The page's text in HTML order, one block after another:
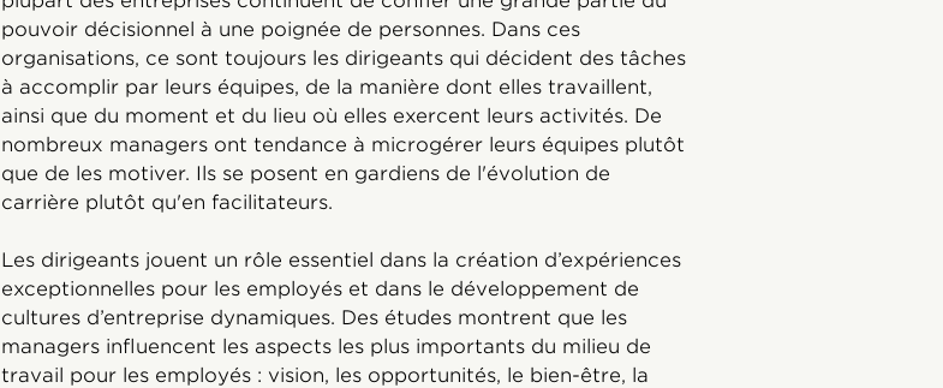
pouvoir décisionnel à une poignée de personnes. Dans ces
organisations, ce sont toujours les dirigeants qui décident des tâches
à accomplir par leurs équipes, de la manière dont elles travaillent,
ainsi que du moment et du lieu où elles exercent leurs activités. De
nombreux managers ont tendance à microgérer leurs équipes plutôt
que de les motiver. Ils se posent en gardiens de l'évolution de
carrière plutôt qu'en facilitateurs.
Les dirigeants jouent un rôle essentiel dans la création d’expériences
exceptionnelles pour les employés et dans le développement de
cultures d’entreprise dynamiques. Des études montrent que les
managers influencent les aspects les plus importants du milieu de
travail pour les employés : vision, les opportunités, le bien-être, la